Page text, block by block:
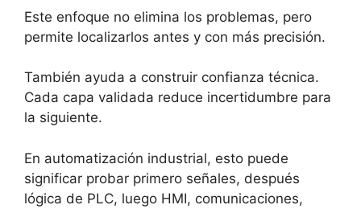
Este enfoque no elimina los problemas, pero
permite localizarlos antes y con más precisión.
También ayuda a construir confianza técnica.
Cada capa validada reduce incertidumbre para
la siguiente.
En automatización industrial, esto puede
significar probar primero señales, después
lógica de PLC, luego HMI, comunicaciones,